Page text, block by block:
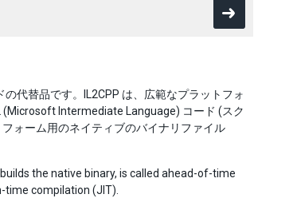
代替品です。IL2CPP は、広範なプラットフォ
(Microsoft Intermediate Language) コード (スク
ォーム用のネイティブのバイナリファイル
the native binary, is called ahead-of-time
compilation (JIT).